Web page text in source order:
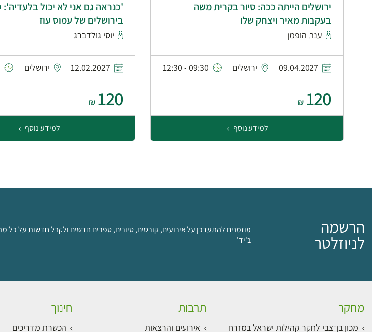
ירושלים הייתה ככה: סיור בקרית משה
בעקבות מאיר ויצחק שלו
ענת הופמן
09.04.2027 ירושלים 09:30 - 12:30
120
₪
למידע נוסף
'כנראה גם אני לא יכול בלעדיה':
בירושלים של עמוס עוז
יוסי גולדברג
12.02.2027 ירושלים
120
₪
למידע נוסף
הרשמה
לניוזלטר
מוזמנים להתעדכן על אירועים, קורסים, סיורים, ספרים חדשים ולקבל חדשות על כל
ב'יד'
מחקר
מכון בן־צבי לחקר קהילות ישראל במזרח
תרבות
אירועים והרצאות
חינוך
הכשרת מדריכים